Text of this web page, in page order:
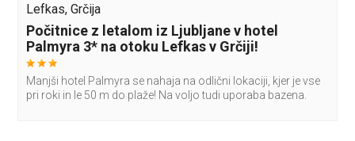
Lefkas, Grčija
Počitnice z letalom iz Ljubljane v hotel
Palmyra 3* na otoku Lefkas v Grčiji!
Manjši hotel Palmyra se nahaja na odlični lokaciji, kjer je vse
pri roki in le 50 m do plaže! Na voljo tudi uporaba bazena.